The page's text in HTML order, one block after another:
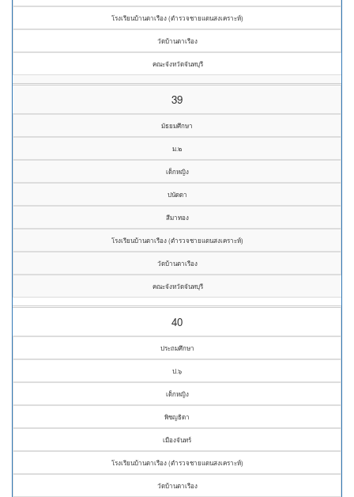
โรงเรียนบ้านตาเรือง (ตำรวจชายแดนสงเคราะห์)
วัดบ้านตาเรือง
คณะจังหวัดจันทบุรี
39
มัธยมศึกษา
ม.๒
เด็กหญิง
ปนัดดา
สีมาทอง
โรงเรียนบ้านตาเรือง (ตำรวจชายแดนสงเคราะห์)
วัดบ้านตาเรือง
คณะจังหวัดจันทบุรี
40
ประถมศึกษา
ป.๖
เด็กหญิง
พิชญธิดา
เมืองจันทร์
โรงเรียนบ้านตาเรือง (ตำรวจชายแดนสงเคราะห์)
วัดบ้านตาเรือง